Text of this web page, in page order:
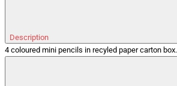
Description
4 coloured mini pencils in recyled paper carton box.